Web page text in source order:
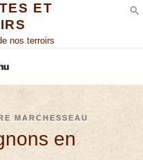
ET
nos terroirs
MARCHESSEAU
en